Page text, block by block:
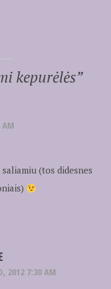
kepurėlės”
AM
(tos didesnes
2012 7:30 AM